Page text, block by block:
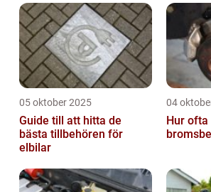
05 oktober 2025
Guide till att hitta de
bästa tillbehören för
elbilar
04
Hur